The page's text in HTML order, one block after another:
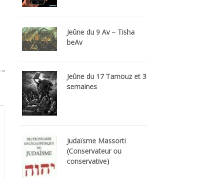
Jeûne du 9 Av – Tisha
beAv
Jeûne du 17 Tamouz et 3
semaines
Judaïsme Massorti
(Conservateur ou
conservative)